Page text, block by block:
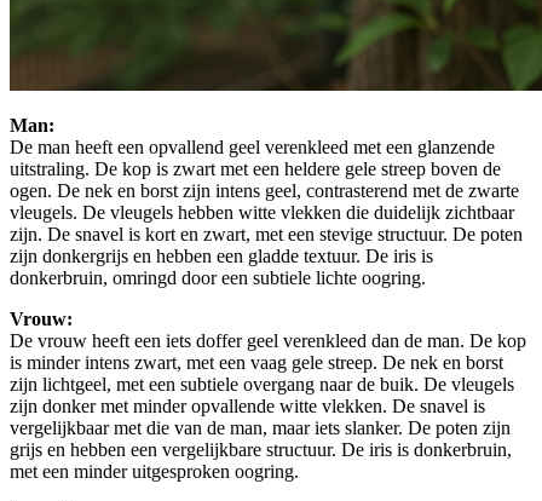
Man:
De man heeft een opvallend geel verenkleed met een glanzende
uitstraling. De kop is zwart met een heldere gele streep boven de
ogen. De nek en borst zijn intens geel, contrasterend met de zwarte
vleugels. De vleugels hebben witte vlekken die duidelijk zichtbaar
zijn. De snavel is kort en zwart, met een stevige structuur. De poten
zijn donkergrijs en hebben een gladde textuur. De iris is
donkerbruin, omringd door een subtiele lichte oogring.
Vrouw:
De vrouw heeft een iets doffer geel verenkleed dan de man. De kop
is minder intens zwart, met een vaag gele streep. De nek en borst
zijn lichtgeel, met een subtiele overgang naar de buik. De vleugels
zijn donker met minder opvallende witte vlekken. De snavel is
vergelijkbaar met die van de man, maar iets slanker. De poten zijn
grijs en hebben een vergelijkbare structuur. De iris is donkerbruin,
met een minder uitgesproken oogring.